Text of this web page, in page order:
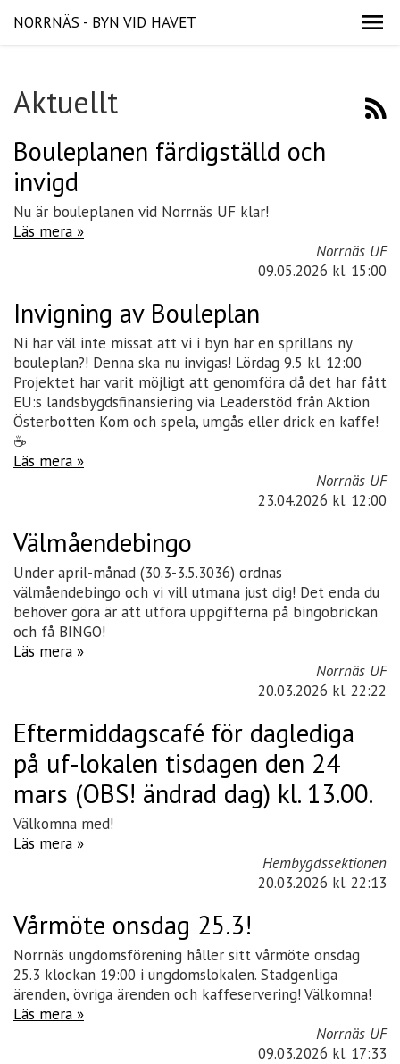
NORRNÄS - BYN VID HAVET
Aktuellt
Bouleplanen färdigställd och
invigd
Nu är bouleplanen vid Norrnäs UF klar!
Läs mera »
Norrnäs UF
09.05.2026 kl. 15:00
Invigning av Bouleplan
Ni har väl inte missat att vi i byn har en sprillans ny
bouleplan?! Denna ska nu invigas! Lördag 9.5 kl. 12:00
Projektet har varit möjligt att genomföra då det har fått
EU:s landsbygdsfinansiering via Leaderstöd från Aktion
Österbotten Kom och spela, umgås eller drick en kaffe!
☕️
Läs mera »
Norrnäs UF
23.04.2026 kl. 12:00
Välmåendebingo
Under april-månad (30.3-3.5.3036) ordnas
välmåendebingo och vi vill utmana just dig! Det enda du
behöver göra är att utföra uppgifterna på bingobrickan
och få BINGO!
Läs mera »
Norrnäs UF
20.03.2026 kl. 22:22
Eftermiddagscafé för daglediga
på uf-lokalen tisdagen den 24
mars (OBS! ändrad dag) kl. 13.00.
Välkomna med!
Läs mera »
Hembygdssektionen
20.03.2026 kl. 22:13
Vårmöte onsdag 25.3!
Norrnäs ungdomsförening håller sitt vårmöte onsdag
25.3 klockan 19:00 i ungdomslokalen. Stadgenliga
ärenden, övriga ärenden och kaffeservering! Välkomna!
Läs mera »
Norrnäs UF
09.03.2026 kl. 17:33